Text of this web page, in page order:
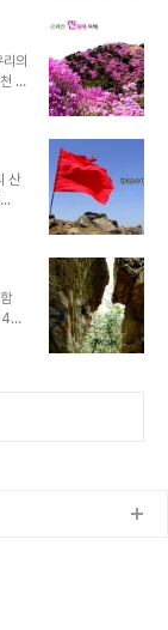
로
하
쪽
. 진
초
의
영
이
여
산
봉
져